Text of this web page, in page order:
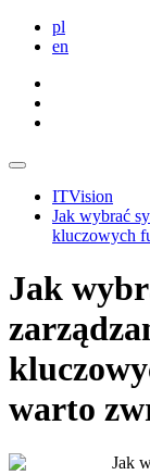
pl
en
ITVision
Jak wybrać
kluczowych
Jak
warto